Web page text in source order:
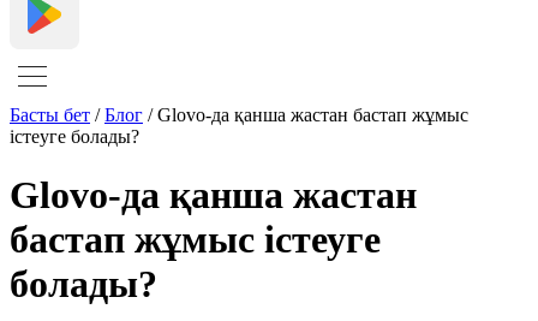
Басты бет /Блог /Glovo-да қанша жастан бастап жұмыс
істеуге болады?
Glovo-да қанша жастан
бастап жұмыс істеуге
болады?